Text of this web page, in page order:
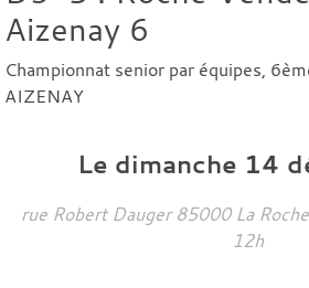
Aizenay 6
Championnat senior par équipes,
AIZENAY
Le dimanche 14
rue Robert Dauger 85000 La
12h